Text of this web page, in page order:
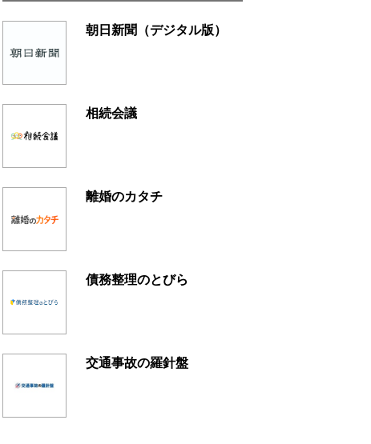
朝日新聞（デジタル版）
相続会議
離婚のカタチ
債務整理のとびら
交通事故の羅針盤